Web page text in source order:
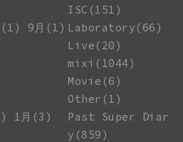
(1)
9月(1)
1月(3)
ISC(151)
Laboratory(66)
Live(20)
mixi(1044)
Movie(6)
Other(1)
Past Super Diar
y(859)